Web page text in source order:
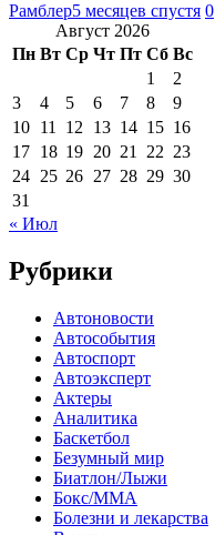
Рамблер5 месяцев спустя 0
Август 2026
Пн Вт Ср Чт Пт Сб Вс
1
2
3
4 5 6 7 8
9
10 11 12 13 14 15 16
17 18 19 20 21 22 23
24 25 26 27 28 29 30
31
« Июл
Рубрики
Автоновости
Автособытия
Автоспорт
Автоэксперт
Актеры
Аналитика
Баскетбол
Безумный мир
Биатлон/Лыжи
Бокс/MMA
Болезни и лекарства